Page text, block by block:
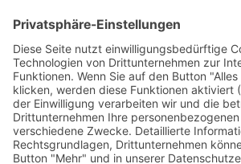
übersichtlich in einerBroschüre
zusammengefasst.
Zurück